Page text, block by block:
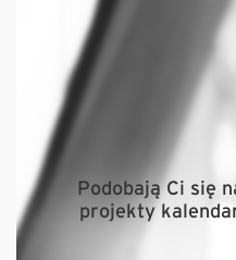
Podobają Ci się
projekty